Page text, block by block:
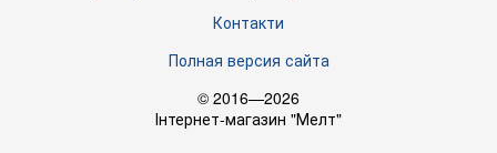
Контакти
Полная версия сайта
© 2016—2026
Інтернет-магазин "Мелт"